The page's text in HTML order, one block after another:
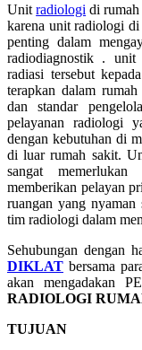
Unitradiologi di
karena unit radiologi
penting dalam
radiodiagnostik .
radiasi tersebut
terapkan dalam
dan standar
pelayanan radiologi
dengan kebutuhan di
di luar rumah sakit.
sangat
memberikan pelayan
ruangan yang nyaman
tim radiologi dalam
Sehubungan dengan
DIKLAT bersama
akan mengadakan
RADIOLOGI
TUJUAN